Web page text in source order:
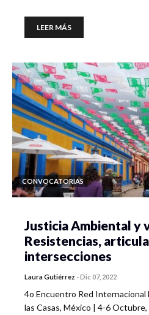
LEER MÁS
CONVOCATORIAS
Justicia Ambiental y
Resistencias,
intersecciones
Laura Gutiérrez -Dic 07, 2022
4o Encuentro Red Internacional
las Casas, México | 4-6